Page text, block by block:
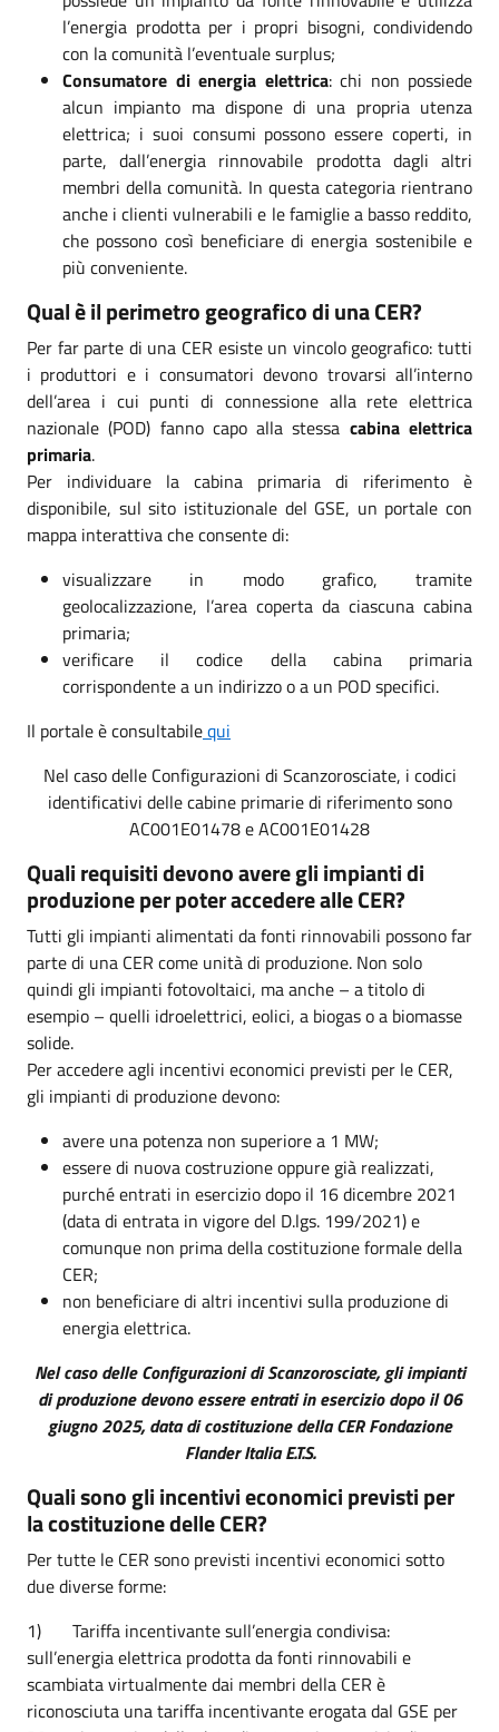
l’energia prodotta per i propri bisogni, condividendo
con la comunità l’eventuale surplus;
Consumatore di energia elettrica: chi non possiede
alcun impianto ma dispone di una propria utenza
elettrica; i suoi consumi possono essere coperti, in
parte, dall’energia rinnovabile prodotta dagli altri
membri della comunità. In questa categoria rientrano
anche i clienti vulnerabili e le famiglie a basso reddito,
che possono così beneficiare di energia sostenibile e
più conveniente.
Qual è il perimetro geografico di una CER?
Per far parte di una CER esiste un vincolo geografico: tutti
i produttori e i consumatori devono trovarsi all’interno
dell’area i cui punti di connessione alla rete elettrica
nazionale (POD) fanno capo alla stessa cabina elettrica
primaria.
Per individuare la cabina primaria di riferimento è
disponibile, sul sito istituzionale del GSE, un portale con
mappa interattiva che consente di:
visualizzare in modo grafico, tramite
geolocalizzazione, l’area coperta da ciascuna cabina
primaria;
verificare il codice della cabina primaria
corrispondente a un indirizzo o a un POD specifici.
Il portale è consultabilequi
Nel caso delle Configurazioni di Scanzorosciate, i codici
identificativi delle cabine primarie di riferimento sono
AC001E01478 e AC001E01428
Quali requisiti devono avere gli impianti di
produzione per poter accedere alle CER?
Tutti gli impianti alimentati da fonti rinnovabili possono far
parte di una CER come unità di produzione. Non solo
quindi gli impianti fotovoltaici, ma anche – a titolo di
esempio – quelli idroelettrici, eolici, a biogas o a biomasse
solide.
Per accedere agli incentivi economici previsti per le CER,
gli impianti di produzione devono:
avere una potenza non superiore a 1 MW;
essere di nuova costruzione oppure già realizzati,
purché entrati in esercizio dopo il 16 dicembre 2021
(data di entrata in vigore del D.lgs. 199/2021) e
comunque non prima della costituzione formale della
CER;
non beneficiare di altri incentivi sulla produzione di
energia elettrica.
Nel caso delle Configurazioni di Scanzorosciate, gli impianti
di produzione devono essere entrati in esercizio dopo il 06
giugno 2025, data di costituzione della CER Fondazione
Flander Italia E.T.S.
Quali sono gli incentivi economici previsti per
la costituzione delle CER?
Per tutte le CER sono previsti incentivi economici sotto
due diverse forme:
1) Tariffa incentivante sull’energia condivisa:
sull’energia elettrica prodotta da fonti rinnovabili e
scambiata virtualmente dai membri della CER è
riconosciuta una tariffa incentivante erogata dal GSE per